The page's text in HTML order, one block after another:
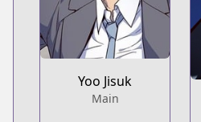
Yoo Jisuk
Main